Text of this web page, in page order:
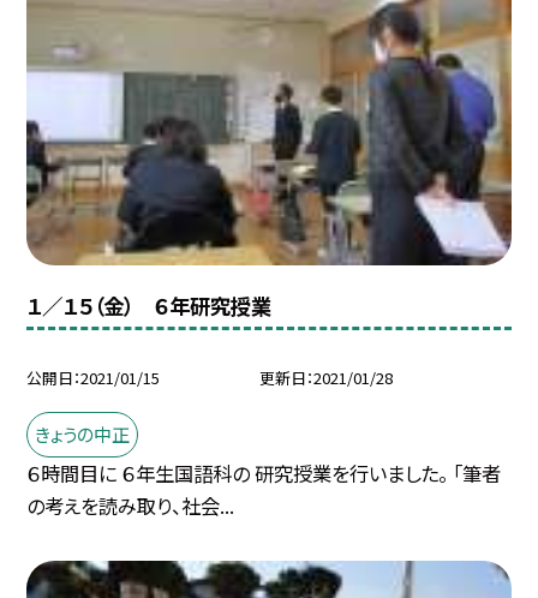
１／１５（金） ６年研究授業
公開日 2021/01/15 更新日 2021/01/28
きょうの中正
６時間目に ６年生国語科の 研究授業を行いました。 「筆者
の考えを読み取り、社会...